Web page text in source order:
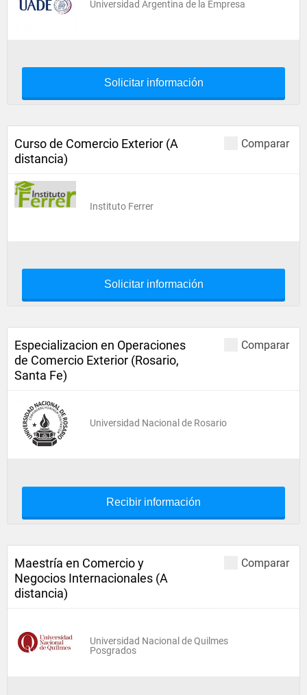
Universidad Argentina de la Empresa
Solicitar información
Comparar
Curso de Comercio Exterior (A
distancia)
Instituto Ferrer
Solicitar información
Comparar
Especializacion en Operaciones
de Comercio Exterior (Rosario,
Santa Fe)
Universidad Nacional de Rosario
Recibir información
Comparar
Maestría en Comercio y
Negocios Internacionales (A
distancia)
Universidad Nacional de Quilmes
Posgrados